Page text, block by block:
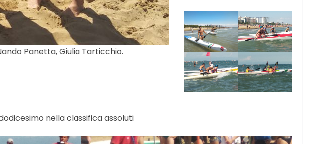
Panetta, Giulia Tarticchio.
nella classifica assoluti